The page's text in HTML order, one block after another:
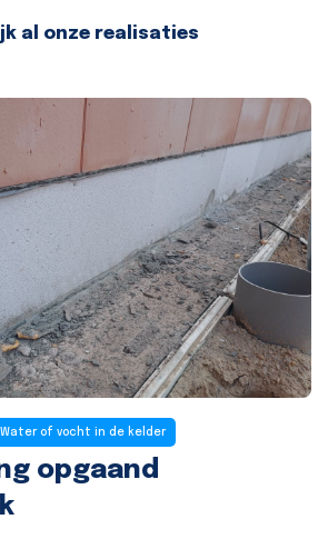
al onze realisaties
Water of vocht in de kelder
opgaand